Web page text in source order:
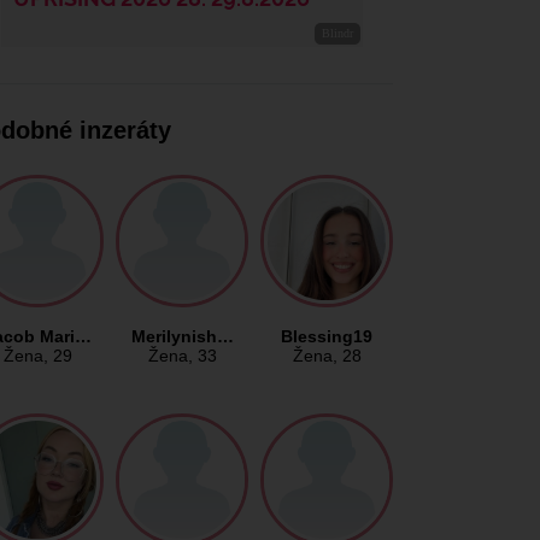
inzeráty
Mari…
Žena, 29
Merilynish…
Žena, 33
Blessing19
Žena, 28